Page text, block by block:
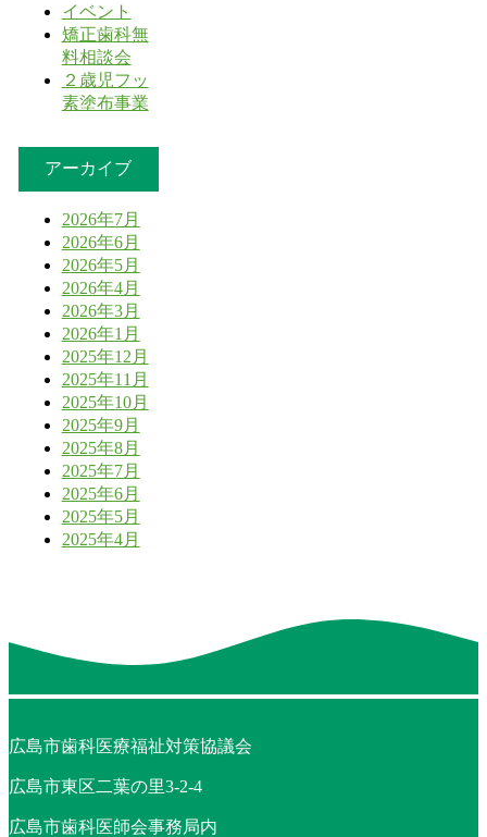
イベント
矯正歯科無
料相談会
２歳児フッ
素塗布事業
アーカイブ
2026年7月
2026年6月
2026年5月
2026年4月
2026年3月
2026年1月
2025年12月
2025年11月
2025年10月
2025年9月
2025年8月
2025年7月
2025年6月
2025年5月
2025年4月
広島市歯科医療福祉対策協議会
広島市東区二葉の里3-2-4
広島市歯科医師会事務局内